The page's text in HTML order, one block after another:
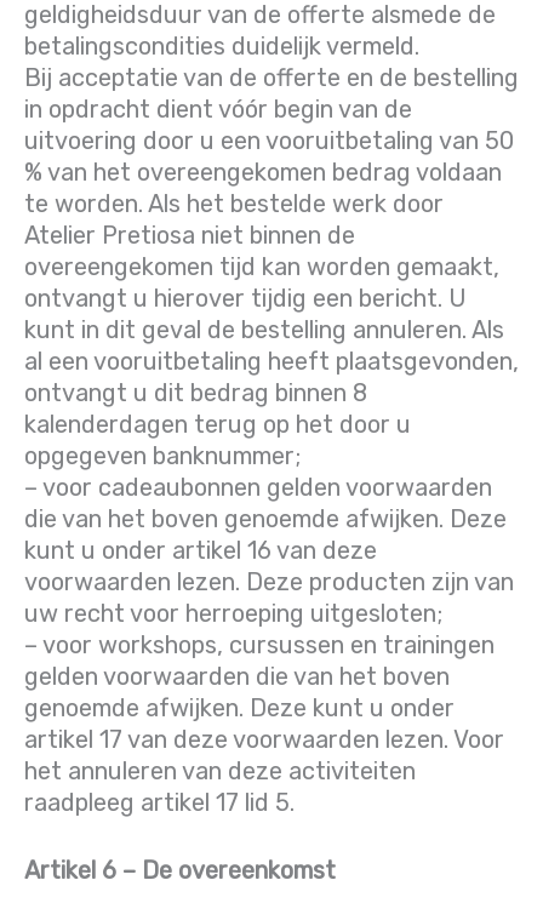
geldigheidsduur van de offerte alsmede de
betalingscondities duidelijk vermeld.
Bij acceptatie van de offerte en de bestelling
in opdracht dient vóór begin van de
uitvoering door u een vooruitbetaling van 50
% van het overeengekomen bedrag voldaan
te worden. Als het bestelde werk door
Atelier Pretiosa niet binnen de
overeengekomen tijd kan worden gemaakt,
ontvangt u hierover tijdig een bericht. U
kunt in dit geval de bestelling annuleren. Als
al een vooruitbetaling heeft plaatsgevonden,
ontvangt u dit bedrag binnen 8
kalenderdagen terug op het door u
opgegeven banknummer;
– voor cadeaubonnen gelden voorwaarden
die van het boven genoemde afwijken. Deze
kunt u onder artikel 16 van deze
voorwaarden lezen. Deze producten zijn van
uw recht voor herroeping uitgesloten;
– voor workshops, cursussen en trainingen
gelden voorwaarden die van het boven
genoemde afwijken. Deze kunt u onder
artikel 17 van deze voorwaarden lezen. Voor
het annuleren van deze activiteiten
raadpleeg artikel 17 lid 5.
Artikel 6 – De overeenkomst